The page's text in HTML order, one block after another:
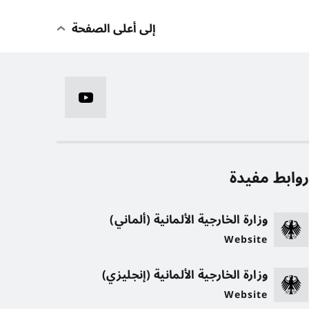
إلى أعلى الصفحة
روابط مفيدة
وزارة الخارجية الألمانية (ألماني)
Website
وزارة الخارجية الألمانية (إنجليزي)
Website